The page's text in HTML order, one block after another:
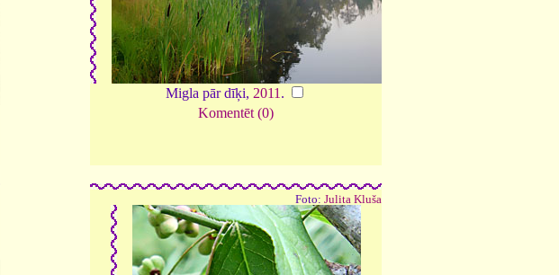
Migla pār dīķi, 2011 .
Komentēt (0)
Foto: Julita Kluša